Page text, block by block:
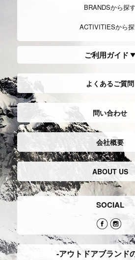
BRANDSから探す
ACTIVITIESから
ご利用ガイド
よくあるご質問
問い合わせ
会社概要
ABOUT US
SOCIAL
-アウトドアブランド